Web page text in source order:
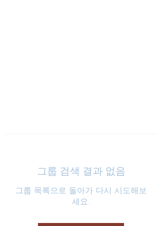
그룹 검색 결과 없음
그룹 목록으로 돌아가 다시 시도해보
세요.